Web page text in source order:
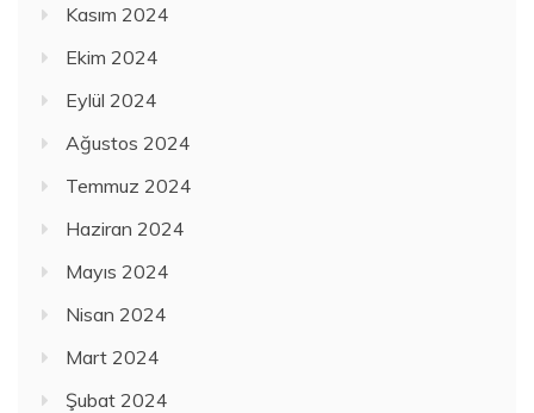
Kasım 2024
Ekim 2024
Eylül 2024
Ağustos 2024
Temmuz 2024
Haziran 2024
Mayıs 2024
Nisan 2024
Mart 2024
Şubat 2024